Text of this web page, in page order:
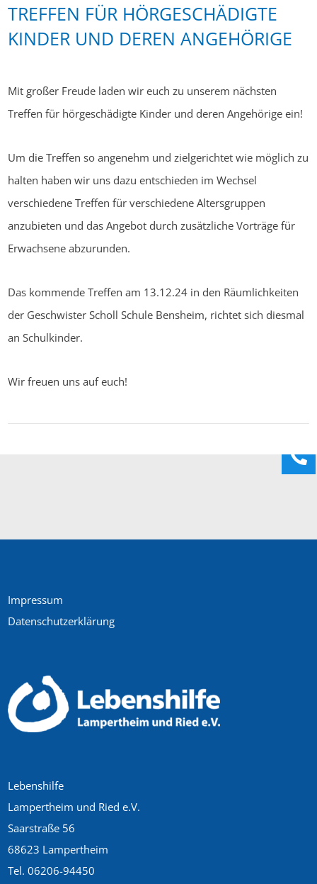
TREFFEN FÜR HÖRGESCHÄDIGTE
KINDER UND DEREN ANGEHÖRIGE
Mit großer Freude laden wir euch zu unserem nächsten
Treffen für hörgeschädigte Kinder und deren Angehörige ein!
Um die Treffen so angenehm und zielgerichtet wie möglich zu
halten haben wir uns dazu entschieden im Wechsel
verschiedene Treffen für verschiedene Altersgruppen
anzubieten und das Angebot durch zusätzliche Vorträge für
Erwachsene abzurunden.
Das kommende Treffen am 13.12.24 in den Räumlichkeiten
der Geschwister Scholl Schule Bensheim, richtet sich diesmal
anSchulkinder.
Wir freuen uns auf euch!
Impressum
Datenschutzerklärung
Lebenshilfe
Lampertheim und Ried e.V.
Saarstraße 56
68623 Lampertheim
Tel. 06206-94450